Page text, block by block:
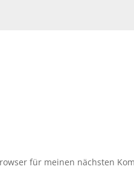
für meinen nächsten